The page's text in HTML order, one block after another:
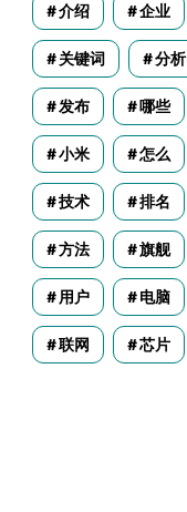
介绍 企业
关键词 分析
发布 哪些
小米 怎么
技术 排名
方法 旗舰
用户 电脑
联网 芯片